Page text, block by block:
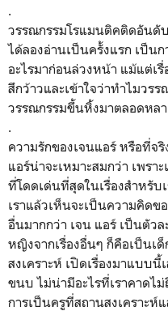
.
วรรณกรรมโรแมนติคติดอันดั
ได้ลองอ่านเป็นครั้งแรก เป็น
อะไรมาก่อนล่วงหน้า แม้แต่เ
สึกว้าวและเข้าใจว่าทำไมวร
วรรณกรรมขึ้นหิ้งมาตลอดหล
.
ความรักของเจนแอร์ หรือที่จริ
แอร์น่าจะเหมาะสมกว่า เพรา
ที่โดดเด่นที่สุดในเรื่องสำหรับ
เราแล้วเห็นจะเป็นความคิด
อื่นมากกว่า เจน แอร์ เป็นตัว
หญิงจากเรื่องอื่นๆ ก็คือเป็นเ
สงเคราะห์ เปิดเรื่องมาแบบนี้
ขนบ ไม่น่ามีอะไรที่เราคาดไ
การเป็นครูที่สถานสงเคราะ